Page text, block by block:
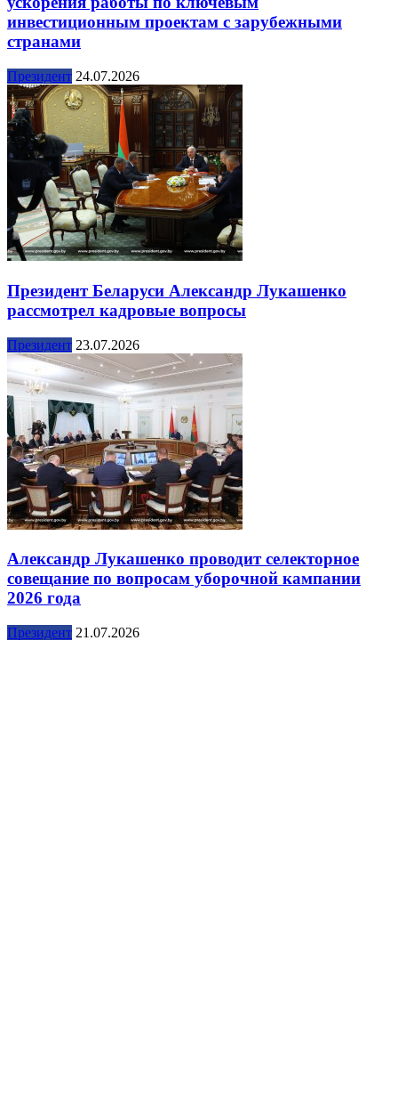
инвестиционным проектам с зарубежными
странами
Президент 24.07.2026
Президент Беларуси Александр Лукашенко
рассмотрел кадровые вопросы
Президент 23.07.2026
Александр Лукашенко проводит селекторное
совещание по вопросам уборочной кампании
2026 года
Президент 21.07.2026